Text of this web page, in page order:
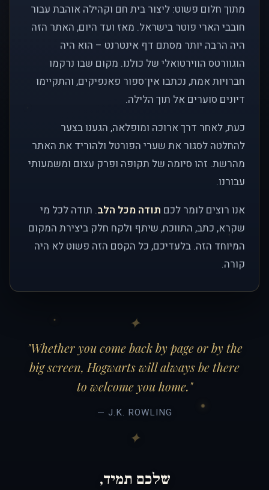
מתוך חלום פשוט: ליצור בית חם וקהילה אוהבת עבור
חובבי הארי פוטר בישראל. מאז ועד היום, האתר הזה
היה הרבה יותר מסתם דף אינטרנט – הוא היה
הוגוורטס הווירטואלי של כולנו. מקום שבו נרקמו
חברויות אמת, נכתבו אין־ספור פאנפיקים, והתקיימו
דיונים סוערים אל תוך הלילה.
כעת, לאחר דרך ארוכה ומופלאה, הגענו בצער
להחלטה לסגור את שערי הפורטל ולהוריד את האתר
מהרשת. זהו סיומה של תקופה ופרק עצום ומשמעותי
עבורנו.
אנו רוצים לומר לכם תודה מכל הלב. תודה לכל מי
שקרא, כתב, התווכח, שיתף ולקח חלק ביצירת המקום
המיוחד הזה. בלעדיכם, כל הקסם הזה פשוט לא היה
קורה.
"Whether you come back by page or by the
big screen, Hogwarts will always be there
to welcome you home."
— J.K. ROWLING
שלכם תמיד,